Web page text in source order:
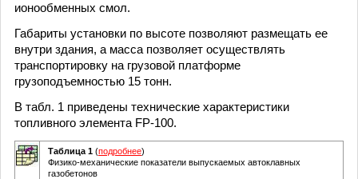
ионообменных смол.
Габариты установки по высоте позволяют размещать ее
внутри здания, а масса позволяет осуществлять
транспортировку на грузовой платформе
грузоподъемностью 15 тонн.
В табл. 1 приведены технические характеристики
топливного элемента FP-100.
Таблица 1 (подробнее)
Физико-механические показатели выпускаемых автоклавных
газобетонов